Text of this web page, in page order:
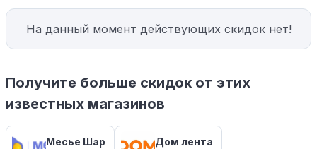
На данный момент действующих скидок нет!
Получите больше скидок от этих
известных магазинов
Месье Шар Дом лента